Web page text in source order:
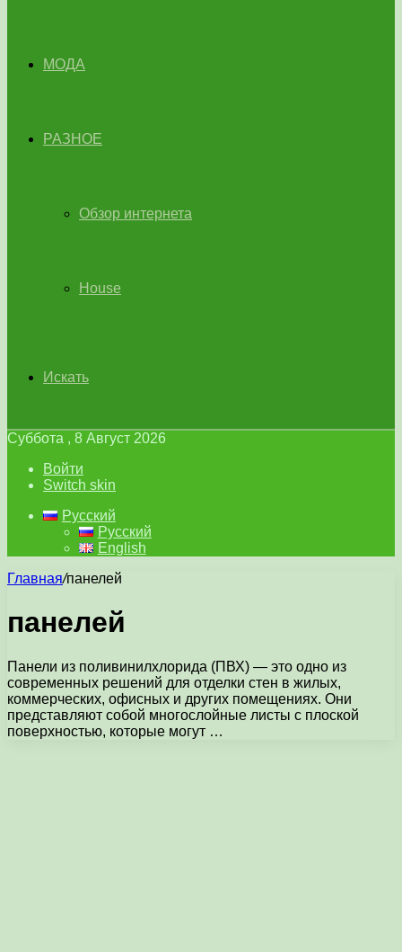
МОДА
РАЗНОЕ
Обзор интернета
House
Искать
Суббота , 8 Август 2026
Войти
Switch skin
Русский
Русский
English
Главная/панелей
панелей
Панели из поливинилхлорида (ПВХ) — это одно из
современных решений для отделки стен в жилых,
коммерческих, офисных и других помещениях. Они
представляют собой многослойные листы с плоской
поверхностью, которые могут …